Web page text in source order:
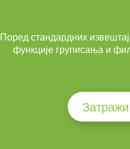
Поред стандардних
функције груписања и